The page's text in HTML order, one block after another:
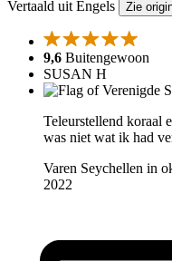
Vertaald uit Engels Zie
9,6 Buitengewoon
SUSAN H
Teleurstellend koraal
was niet wat ik had
Varen Seychellen in
2022